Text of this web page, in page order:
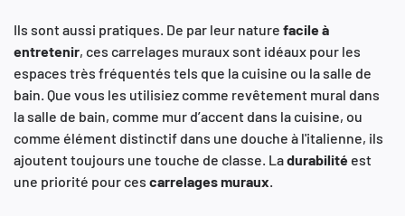
Ils sont aussi pratiques. De par leur nature facileà
entretenir, ces carrelages muraux sont idéaux pour les
espaces très fréquentés tels que la cuisine ou la salle de
bain. Que vous les utilisiez comme revêtement mural dans
la salle de bain, comme mur d’accent dans la cuisine, ou
comme élément distinctif dans une douche à l'italienne, ils
ajoutent toujours une touche de classe. Ladurabilité est
une priorité pour ces carrelagesmuraux